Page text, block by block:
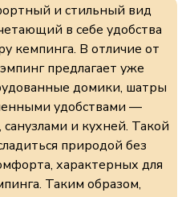
и стильный вид
в себе удобства
кемпинга. В отличие от
предлагает уже
домики, шатры
удобствами —
и кухней. Такой
природой без
характерных для
Таким образом,